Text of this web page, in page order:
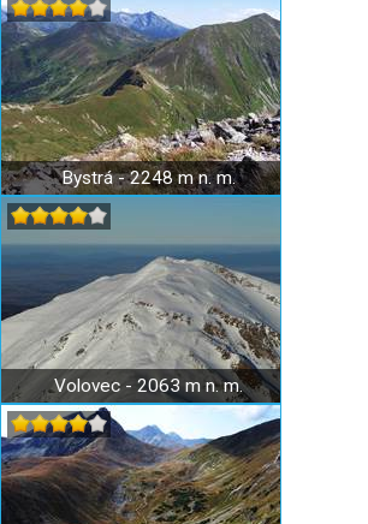
Bystrá - 2248 m n. m.
Volovec - 2063 m n. m.